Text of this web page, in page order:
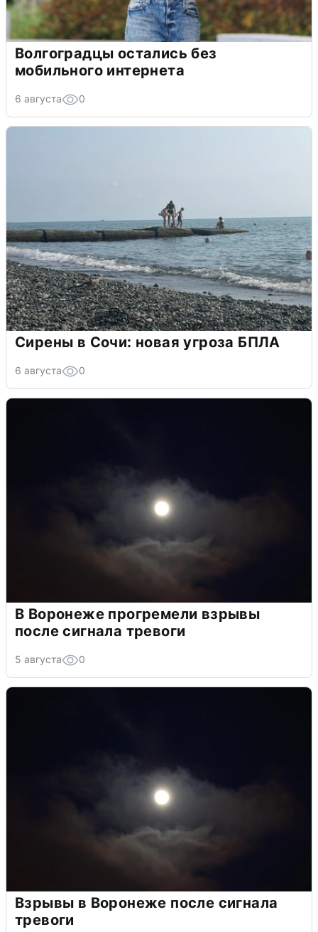
Волгоградцы остались без
мобильного интернета
6 августа 0
Сирены в Сочи: новая угроза БПЛА
6 августа 0
В Воронеже прогремели взрывы
после сигнала тревоги
5 августа 0
Взрывы в Воронеже после сигнала
тревоги